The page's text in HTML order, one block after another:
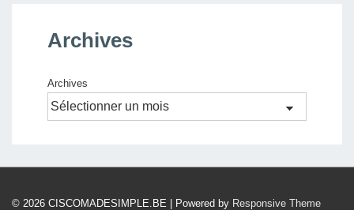
Archives
Archives
© 2026 CISCOMADESIMPLE.BE | Powered by Responsive Theme